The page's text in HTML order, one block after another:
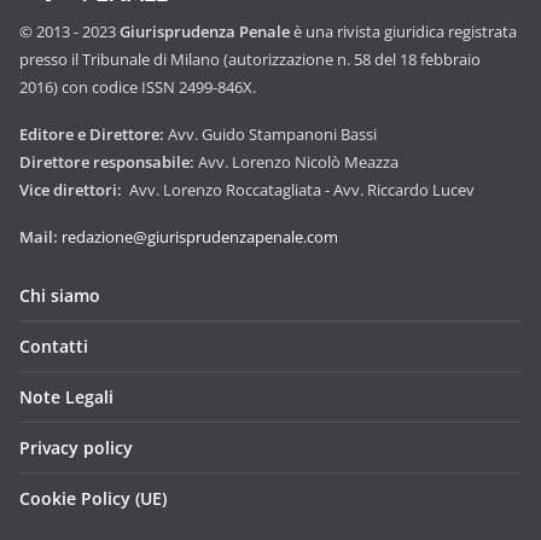
© 2013 - 2023Giurisprudenza Penaleè una rivista giuridica registrata
presso il Tribunale di Milano (autorizzazione n. 58 del 18 febbraio
2016) con codice ISSN 2499-846X.
Editore e Direttore: Avv. Guido Stampanoni Bassi
Direttore responsabile: Avv. Lorenzo Nicolò Meazza
Vice direttori: Avv. Lorenzo Roccatagliata - Avv. Riccardo Lucev
Mail: redazione@giurisprudenzapenale.com
Chi siamo
Contatti
Note Legali
Privacy policy
Cookie Policy (UE)